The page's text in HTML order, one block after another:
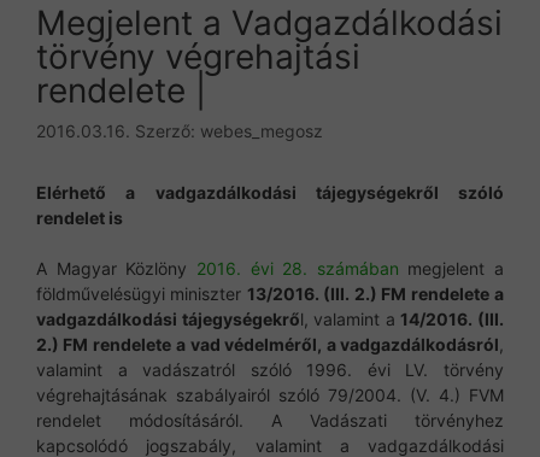
Megjelent a Vadgazdálkodási
törvény végrehajtási
rendelete |
2016.03.16. Szerző: webes_megosz
Elérhető a vadgazdálkodási tájegységekről szóló
rendelet is
A Magyar Közlöny 2016. évi 28. számában megjelent a
földművelésügyi miniszter 13/2016. (III. 2.) FM rendelete a
vadgazdálkodási tájegységekről, valamint a 14/2016. (III.
2.) FM rendelete a vad védelméről, a vadgazdálkodásról
valamint a vadászatról szóló 1996. évi LV. törvény
végrehajtásának szabályairól szóló 79/2004. (V. 4.) FVM
rendelet módosításáról. A Vadászati törvényhez
kapcsolódó jogszabály, valamint a vadgazdálkodási